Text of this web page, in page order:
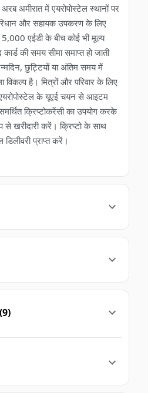
अमीरात में एयरोपोस्टेल स्थानों पर
और सहायक उपकरण के लिए
एईडी के बीच कोई भी मूल्य
की समय सीमा समाप्त हो जाती
छुट्टियों या अंतिम समय में
है। मित्रों और परिवार के लिए
एयरोपोस्टेल के यूएई चयन से आइटम
क्रिप्टोकरेंसी का उपयोग करके
से खरीदारी करें। क्रिप्टो के साथ
प्राप्त करें।